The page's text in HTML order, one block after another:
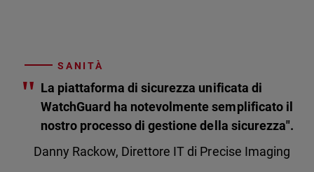
SANITÀ
" La piattaforma di sicurezza unificata di
WatchGuard ha notevolmente semplificato il
nostro processo di gestione della sicurezza".
Danny Rackow, Direttore IT di Precise Imaging